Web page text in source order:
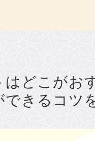
はどこがお
きるコツ